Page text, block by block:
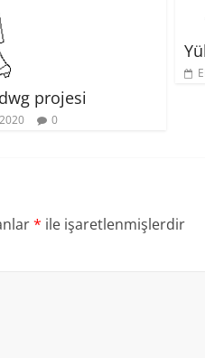
projesi
0
* ile işaretlenmişlerdir